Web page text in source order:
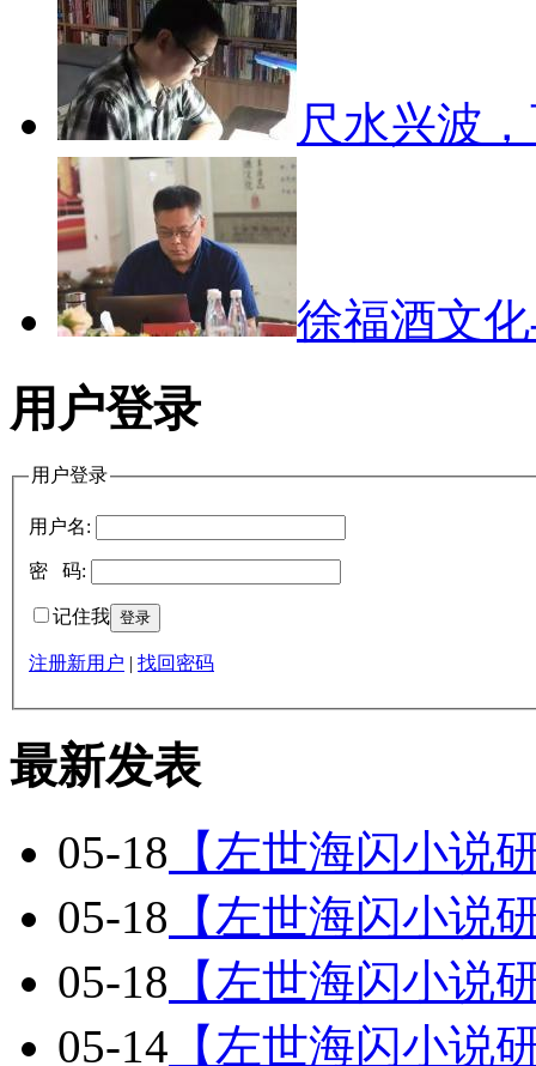
尺水兴波
徐福酒文
用户登录
用户登录
用户名:
密 码:
记住我
注册新用户 | 找回密码
最新发表
05-18 【左世海闪小说
05-18 【左世海闪小说
05-18 【左世海闪小说
05-14 【左世海闪小说